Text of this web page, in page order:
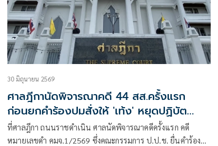
30 มิถุนายน 2569
ศาลฎีกานัดพิจารณาคดี 44 สส.ครั้งแรก
ก่อนยกคำร้องปมสั่งให้ 'เท้ง' หยุดปฏิบัต
หน้าที่ เพราะผู้ร้องไม่ใช่คู่ความ
ที่ศาลฎีกา ถนนราชดำเนิน ศาลนัดพิจารณาคดีครั้งแรก คดี
หมายเลขดำ คมจ.1/2569 ซึ่งคณะกรรมการ ป.ป.ช. ยื่นคำร้องขอ